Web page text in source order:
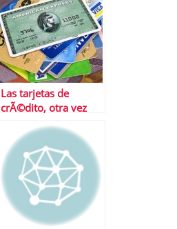
Las tarjetas de
crÃ©dito, otra vez